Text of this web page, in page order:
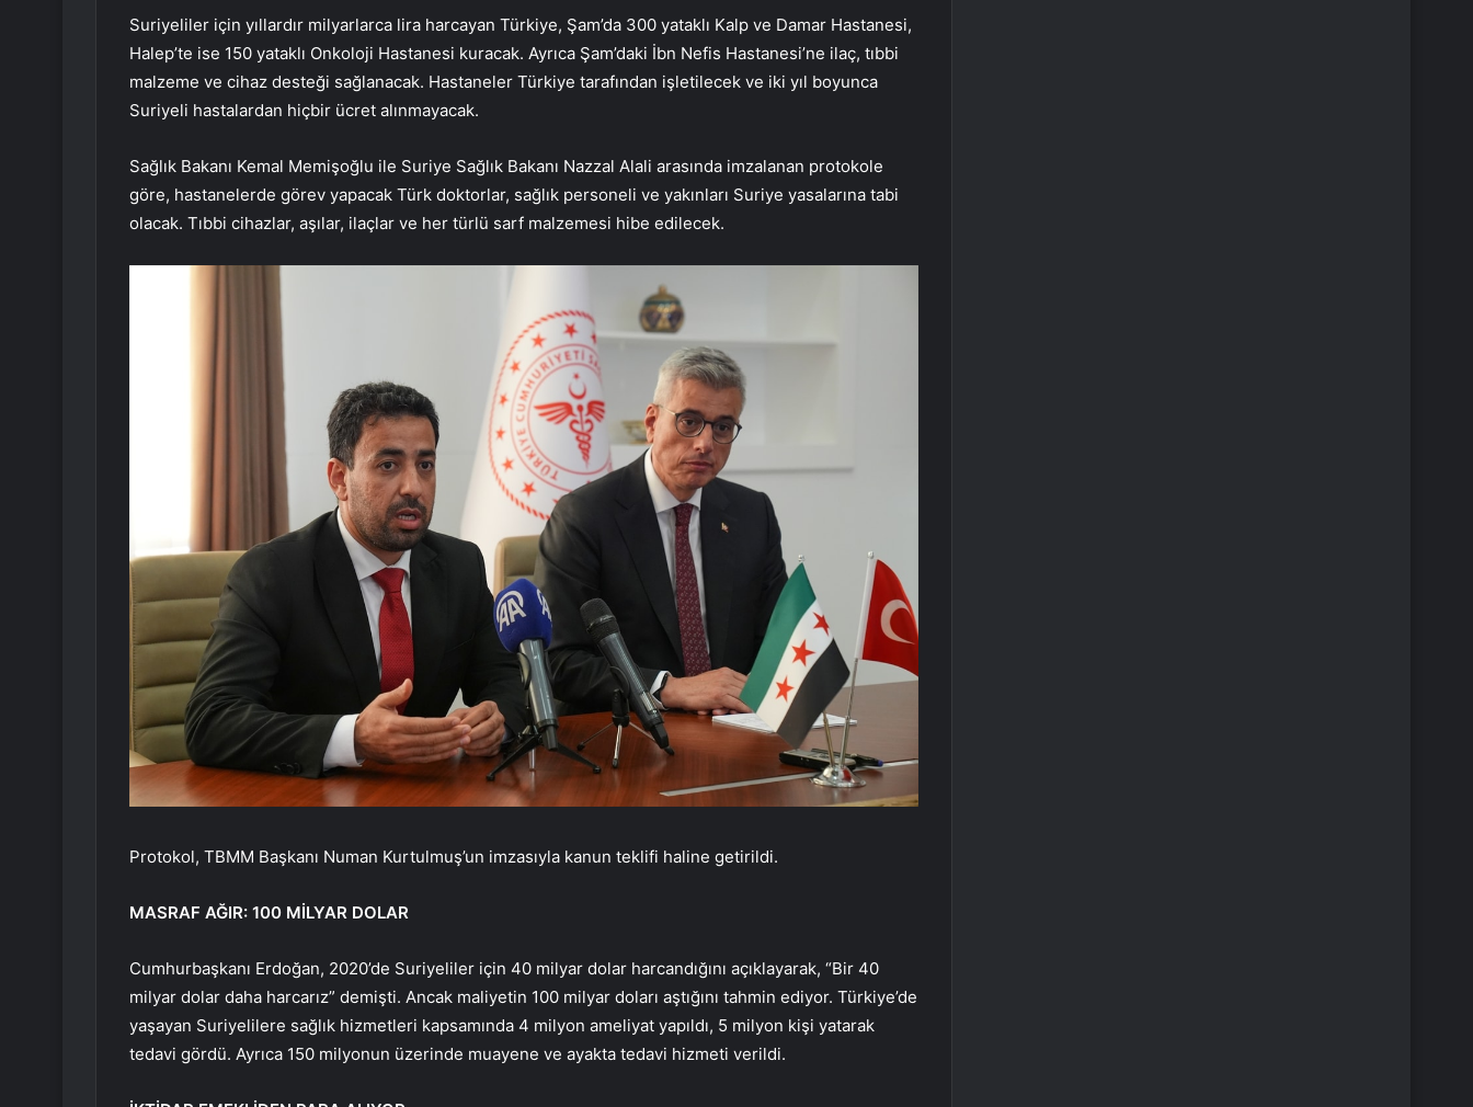
Suriyeliler için yıllardır milyarlarca lira harcayan Türkiye, Şam’da 300 yataklı Kalp ve Damar Hastanesi,
Halep’te ise 150 yataklı Onkoloji Hastanesi kuracak. Ayrıca Şam’daki İbn Nefis Hastanesi’ne ilaç, tıbbi
malzeme ve cihaz desteği sağlanacak. Hastaneler Türkiye tarafından işletilecek ve iki yıl boyunca
Suriyeli hastalardan hiçbir ücret alınmayacak.
Sağlık Bakanı Kemal Memişoğlu ile Suriye Sağlık Bakanı Nazzal Alali arasında imzalanan protokole
göre, hastanelerde görev yapacak Türk doktorlar, sağlık personeli ve yakınları Suriye yasalarına tabi
olacak. Tıbbi cihazlar, aşılar, ilaçlar ve her türlü sarf malzemesi hibe edilecek.
Protokol, TBMM Başkanı Numan Kurtulmuş’un imzasıyla kanun teklifi haline getirildi.
MASRAF AĞIR: 100 MİLYAR DOLAR
Cumhurbaşkanı Erdoğan, 2020’de Suriyeliler için 40 milyar dolar harcandığını açıklayarak, “Bir 40
milyar dolar daha harcarız” demişti. Ancak maliyetin 100 milyar doları aştığını tahmin ediyor. Türkiye’de
yaşayan Suriyelilere sağlık hizmetleri kapsamında 4 milyon ameliyat yapıldı, 5 milyon kişi yatarak
tedavi gördü. Ayrıca 150 milyonun üzerinde muayene ve ayakta tedavi hizmeti verildi.